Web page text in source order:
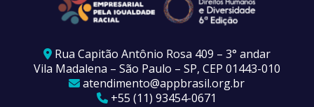
Rua Capitão Antônio Rosa 409 – 3° andar
Vila Madalena – São Paulo – SP, CEP 01443-010
atendimento@appbrasil.org.br
+55 (11) 93454-0671